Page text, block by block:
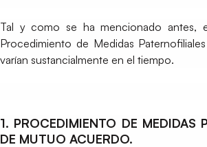
Tal y como se ha mencionado antes,
Procedimiento de Medidas
varían sustancialmente en el tiempo.
1. PROCEDIMIENTO DE MEDIDAS
DE MUTUO ACUERDO.